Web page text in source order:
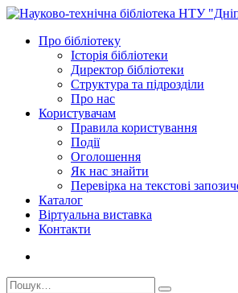
Про бiблiотеку
Історія бібліотеки
Директор бiблiотеки
Структура та підрозділи
Про нас
Користувачам
Правила користування
Події
Оголошення
Як нас знайти
Перевірка на текстові
Каталог
Віртуальна виставка
Контакти